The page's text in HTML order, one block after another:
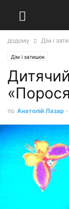
додому Дім і
Дім і затишок
Дитячий
по Анатолій Лазар -